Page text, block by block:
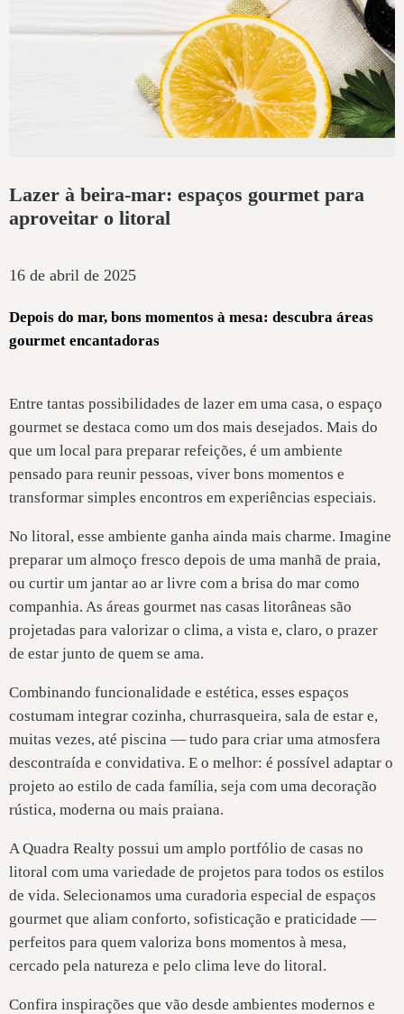
Lazer à beira-mar: espaços gourmet para
aproveitar o litoral
16 de abril de 2025
Depois do mar, bons momentos à mesa: descubra áreas
gourmet encantadoras
Entre tantas possibilidades de lazer em uma casa, o espaço
gourmet se destaca como um dos mais desejados. Mais do
que um local para preparar refeições, é um ambiente
pensado para reunir pessoas, viver bons momentos e
transformar simples encontros em experiências especiais.
No litoral, esse ambiente ganha ainda mais charme. Imagine
preparar um almoço fresco depois de uma manhã de praia,
ou curtir um jantar ao ar livre com a brisa do mar como
companhia. As áreas gourmet nas casas litorâneas são
projetadas para valorizar o clima, a vista e, claro, o prazer
de estar junto de quem se ama.
Combinando funcionalidade e estética, esses espaços
costumam integrar cozinha, churrasqueira, sala de estar e,
muitas vezes, até piscina — tudo para criar uma atmosfera
descontraída e convidativa. E o melhor: é possível adaptar o
projeto ao estilo de cada família, seja com uma decoração
rústica, moderna ou mais praiana.
A Quadra Realty possui um amplo portfólio de casas no
litoral com uma variedade de projetos para todos os estilos
de vida. Selecionamos uma curadoria especial de espaços
gourmet que aliam conforto, sofisticação e praticidade —
perfeitos para quem valoriza bons momentos à mesa,
cercado pela natureza e pelo clima leve do litoral.
Confira inspirações que vão desde ambientes modernos e